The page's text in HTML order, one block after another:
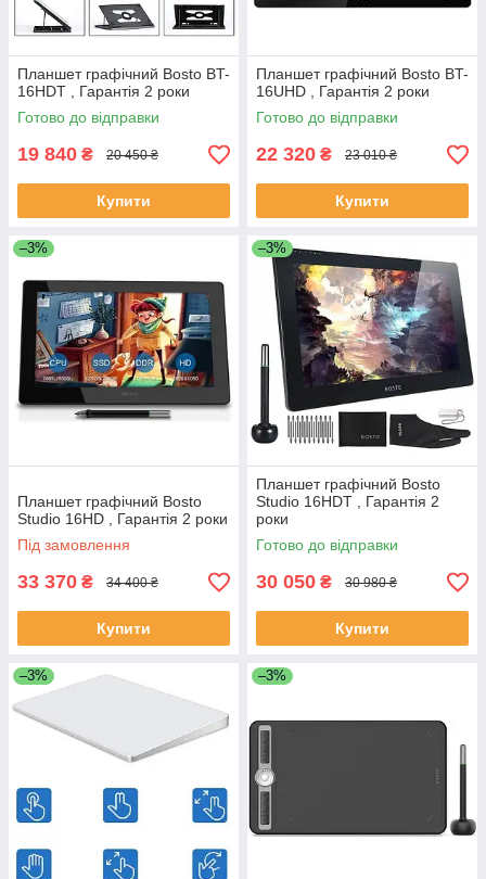
Планшет графічний Bosto BT-
16HDT , Гарантія 2 роки
Готово до відправки
19 840 ₴ 20 450 ₴
Купити
Планшет графічний Bosto BT-
16UHD , Гарантія 2 роки
Готово до відправки
22 320 ₴ 23 010 ₴
Купити
–3%
Планшет графічний Bosto
Studio 16HD , Гарантія 2 роки
Під замовлення
33 370 ₴ 34 400 ₴
Купити
–3%
Планшет графічний Bosto
Studio 16HDT , Гарантія 2
роки
Готово до відправки
30 050 ₴ 30 980 ₴
Купити
–3% –3%